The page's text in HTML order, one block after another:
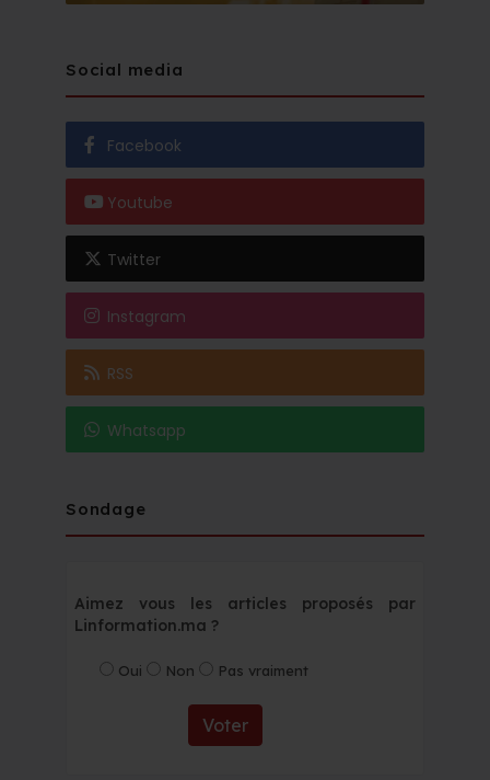
Social media
Facebook
Youtube
Twitter
Instagram
RSS
Whatsapp
Sondage
Aimez vous les articles proposés par
Linformation.ma ?
Oui Non Pas vraiment
Voter